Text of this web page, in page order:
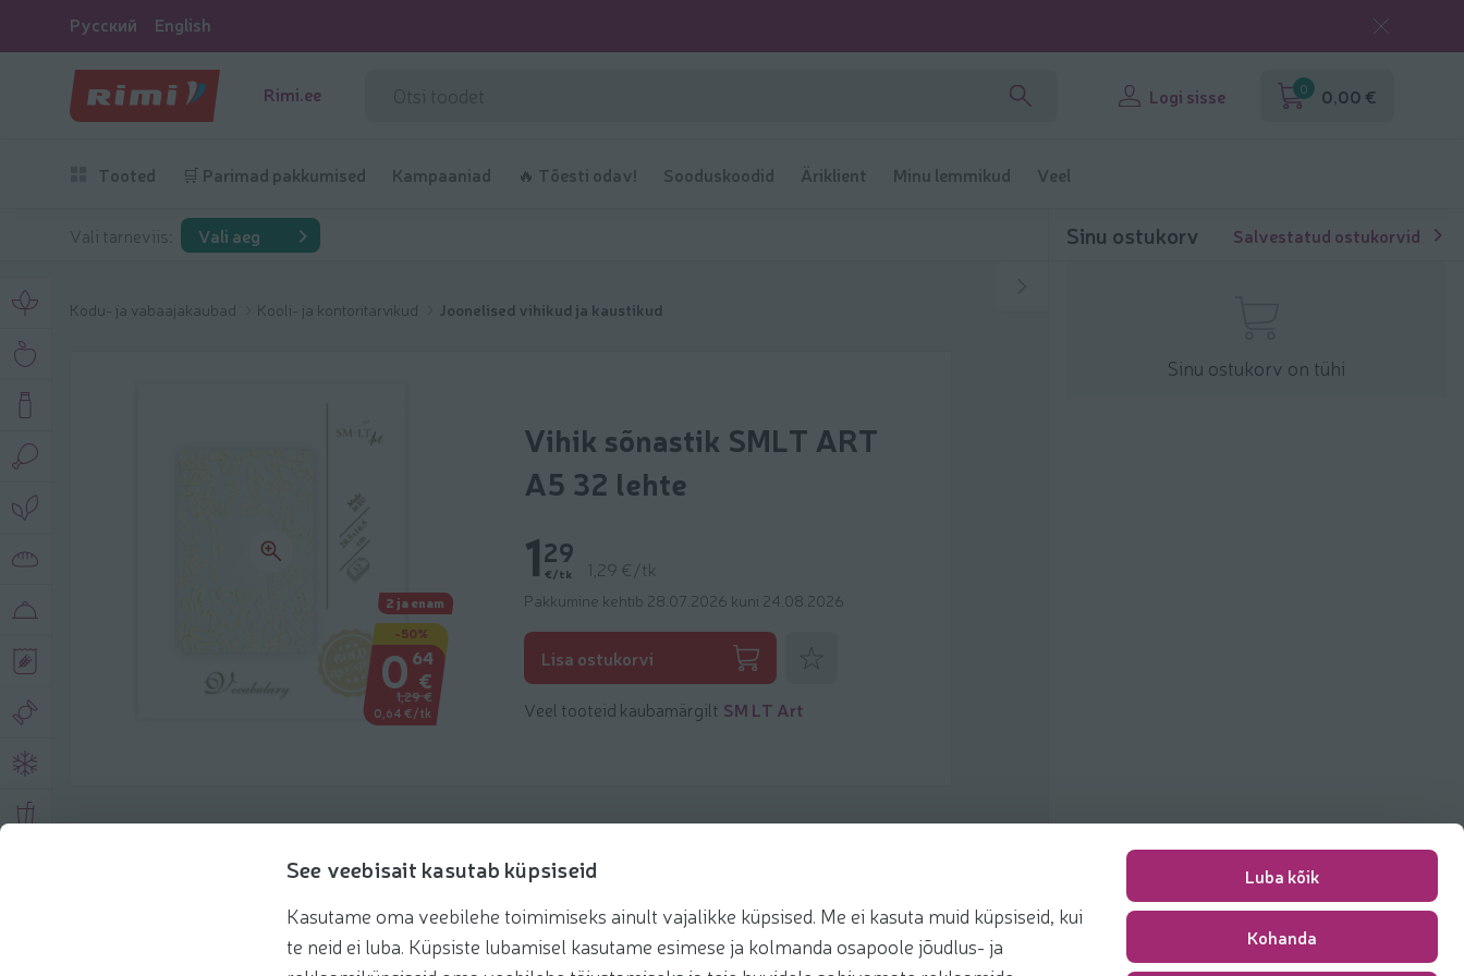
See veebisait kasutab küpsiseid
Kasutame oma veebilehe toimimiseks ainult vajalikke küpsised. Me ei kasuta muid küpsiseid, kui
te neid ei luba. Küpsiste lubamisel kasutame esimese ja kolmanda osapoole jõudlus- ja
Luba kõik
Kohanda
Русский English
Rimi.ee Logi sisse 0 0,00 €
Tooted 🛒 Parimad pakkumised Kampaaniad 🔥 Tõesti odav! Sooduskoodid Äriklient Minu lemmikud Veel
Vali tarneviis: Vali aeg
Kodu- ja vabaajakaubad Kooli- ja kontoritarvikud Joonelised vihikud ja kaustikud
2 ja enam
-50%
0 64
€
1,29 €
0,64 €/tk
Vihik sõnastik SMLT ART
A5 32 lehte
129
€/tk 1,29 €/tk
Pakkumine kehtib 28.07.2026 kuni 24.08.2026
Lisa ostukorvi
Veel tooteid kaubamärgilt SM LT Art
Soovitatud tooted
Sinu ostukorv Salvestatud ostukorvid
Sinu ostukorv on tühi